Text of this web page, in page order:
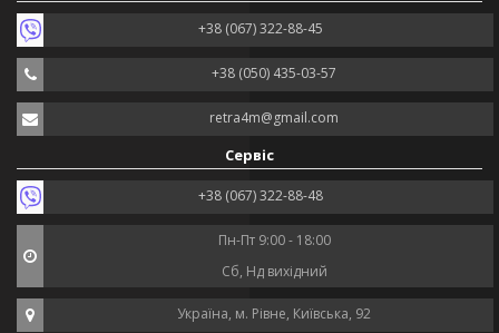
+38 (067) 322-88-45
+38 (050) 435-03-57
retra4m@gmail.com
Сервіс
+38 (067) 322-88-48
Пн-Пт 9:00 - 18:00
Сб, Нд вихідний
Україна, м. Рівне, Київська, 92